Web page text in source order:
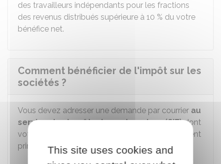
des travailleurs indépendants pour les fractions
des revenus distribués supérieure à 10 % du votre
bénéfice net.
Comment bénéficier de l'impôt sur les
sociétés ?
Vous devez adresser une demande par courrier au
service des impôts des entreprises (SIE)dont
votre entreprise dépend (du lieu de l'établissement
principal) :This site uses cookies and